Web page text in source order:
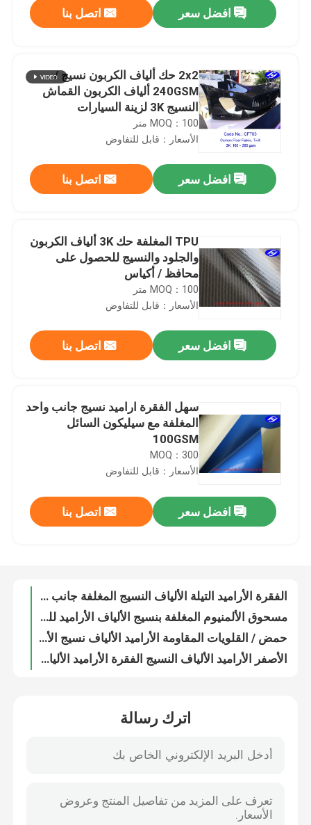
منزل
المنتجات
أشرطة فيديو
جولة في المعمل
ضبط الجودة
نسيج الكربون أراميد
افضل سعر اتصل بنا
2x2 حك ألياف الكربون نسيج /
240GSM ألياف الكربون القماش
النسيج 3K لزينة السيارات
MOQ：100 متر
الأسعار：قابل للتفاوض
افضل سعر اتصل بنا
TPU المغلفة حك 3K ألياف الكربون
والجلود والنسيج للحصول على
محافظ / أكياس
MOQ：100 متر
الأسعار：قابل للتفاوض
افضل سعر اتصل بنا
سهل الفقرة اراميد نسيج جانب واحد
المغلفة مع سيليكون السائل
100GSM
MOQ：300
الأسعار：قابل للتفاوض
افضل سعر اتصل بنا
الألياف الزجاجية العيوب الأساسية ألياف الكربون الأراميد للحصول على العزل الحراري المئزر
بارا - Ramid سبن الأراميد الألياف القماش مثبطات اللهب ل Coverall
150gsm عادي نومكس IIIA الأراميد الألياف نسيج لمكافحة الحرائق المعطف
المضادة - ثابت الأراميد الألياف نسيج لمختبر دعوى 180gsm الوزن عالية المقاومة للحرارة
اترك رسالة